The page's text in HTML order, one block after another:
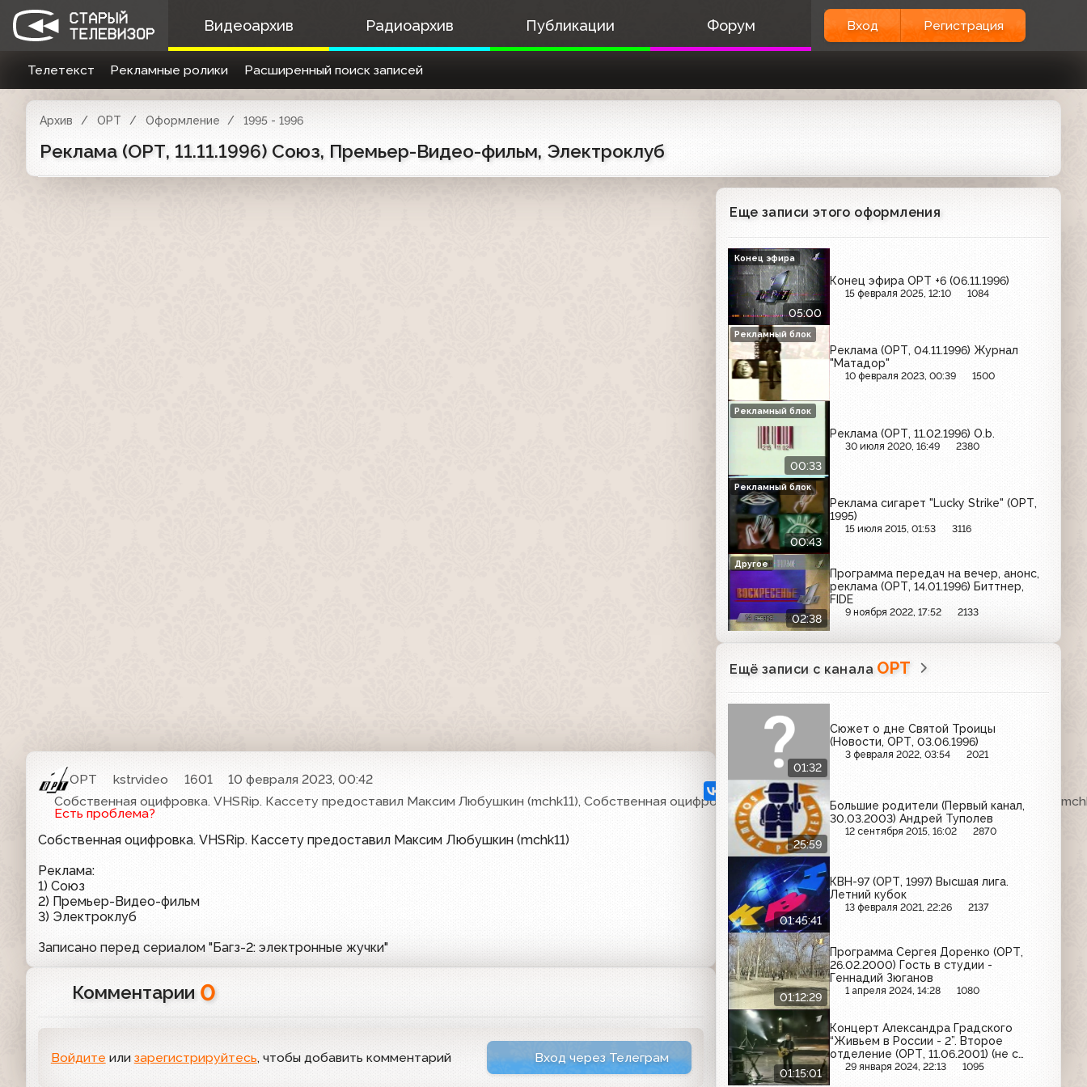
Видеоархив Радиоархив Публикации Форум Вход Регистрация
Телетекст Рекламные ролики Расширенный поиск записей
Архив ОРТ Оформление 1995 - 1996
Реклама (ОРТ, 11.11.1996) Союз, Премьер-Видео-фильм, Электроклуб
ОРТ kstrvideo 1601
10 февраля 2023, 00:42
Собственная оцифровка. VHSRip. Кассету предоставил Максим Любушкин (mchk11), Собственная оцифровка. VHSRip. Кассету предоставил Максим Любушкин
Есть проблема?
Собственная оцифровка. VHSRip. Кассету предоставил Максим Любушкин (mchk11)
Реклама:
1) Союз
2) Премьер-Видео-фильм
3) Электроклуб
Записано перед сериалом "Багз-2: электронные жучки"
Комментарии 0
Войдите или зарегистрируйтесь, чтобы добавить комментарий Вход через Телеграм
Еще записи этого оформления
05:00
Конец эфира ОРТ +6 (06.11.1996)
15 февраля 2025, 12:10 1084
Конец эфира
Реклама (ОРТ, 04.11.1996) Журнал
"Матадор"
10 февраля 2023, 00:39 1500
Рекламный блок
00:33
Реклама (ОРТ, 11.02.1996) O.b.
30 июля 2020, 16:49 2380
Рекламный блок
00:43
Реклама сигарет "Lucky Strike" (ОРТ,
1995)
15 июля 2015, 01:53 3116
Рекламный блок
02:38
Программа передач на вечер, анонс,
реклама (ОРТ, 14.01.1996) Биттнер,
FIDE
9 ноября 2022, 17:52 2133
Другое
Ещё записи с канала ОРТ
01:32
Сюжет о дне Святой Троицы
(Новости, ОРТ, 03.06.1996)
3 февраля 2022, 03:54 2021
25:59
Большие родители (Первый канал,
30.03.2003) Андрей Туполев
12 сентября 2015, 16:02 2870
01:45:41
КВН-97 (ОРТ, 1997) Высшая лига.
Летний кубок
13 февраля 2021, 22:26 2137
01:12:29
Программа Сергея Доренко (ОРТ,
26.02.2000) Гость в студии -
Геннадий Зюганов
1 апреля 2024, 14:28 1080
01:15:01
Концерт Александра Градского
“Живьем в России - 2”. Второе
отделение (ОРТ, 11.06.2001) (не с
начала)
29 января 2024, 22:13 1095